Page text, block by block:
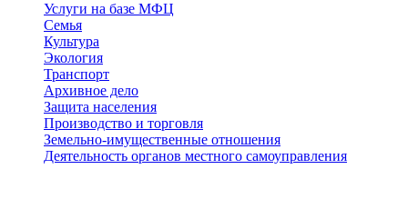
Услуги на базе МФЦ
Семья
Культура
Экология
Транспорт
Архивное дело
Защита населения
Производство и торговля
Земельно-имущественные отношения
Деятельность органов местного самоуправления